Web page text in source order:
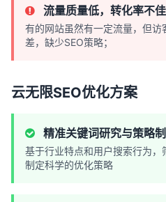
流量质量低，转化率不佳
有的网站虽然有一定流量，但
差，缺少SEO策略；
云无限SEO优化方案
精准关键词研究与策略
基于行业特点和用户搜索行为，
制定科学的优化策略